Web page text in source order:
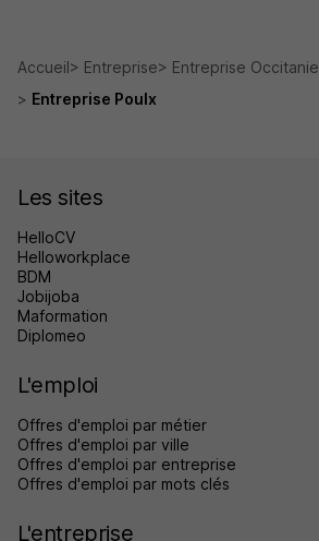
Accueil Entreprise Entreprise Occitanie
Entreprise Poulx
Les sites
HelloCV
Helloworkplace
BDM
Jobijoba
Maformation
Diplomeo
L'emploi
Offres d'emploi par métier
Offres d'emploi par ville
Offres d'emploi par entreprise
Offres d'emploi par mots clés
L'entreprise